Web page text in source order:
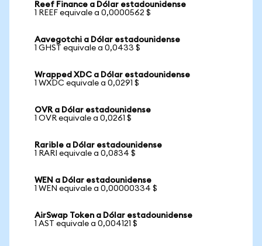
Reef Finance a Dólar estadounidense
1 REEF equivale a 0,0000562 $
Aavegotchi a Dólar estadounidense
1 GHST equivale a 0,0433 $
Wrapped XDC a Dólar estadounidense
1 WXDC equivale a 0,0291 $
OVR a Dólar estadounidense
1 OVR equivale a 0,0261 $
Rarible a Dólar estadounidense
1 RARI equivale a 0,0834 $
WEN a Dólar estadounidense
1 WEN equivale a 0,00000334 $
AirSwap Token a Dólar estadounidense
1 AST equivale a 0,004121 $